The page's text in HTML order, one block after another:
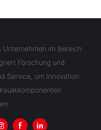
im Bereich
Forschung und
Service, um Innovation